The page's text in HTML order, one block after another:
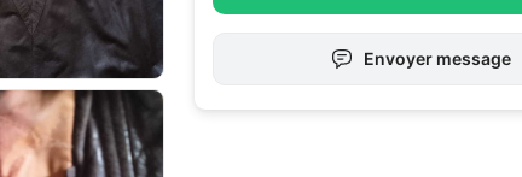
Envoyer message